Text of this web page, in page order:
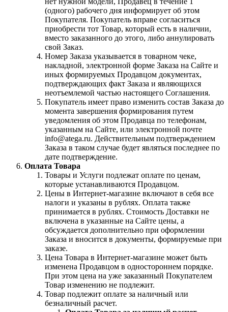
(одного) рабочего дня информирует об этом
Покупателя. Покупатель вправе согласиться
приобрести тот Товар, который есть в наличии,
вместо заказанного до этого, либо аннулировать
свой Заказ.
Номер Заказа указывается в товарном чеке,
накладной, электронной форме Заказа на Сайте и
иных формируемых Продавцом документах,
подтверждающих факт Заказа и являющихся
неотъемлемой частью настоящего Соглашения.
Покупатель имеет право изменить состав Заказа до
момента завершения формирования путем
уведомления об этом Продавца по телефонам,
указанным на Сайте, или электронной почте
info@atega.ru. Действительным подтверждением
Заказа в таком случае будет являться последнее по
дате подтверждение.
Оплата Товара
Товары и Услуги подлежат оплате по ценам,
которые устанавливаются Продавцом.
Цены в Интернет-магазине включают в себя все
налоги и указаны в рублях. Оплата также
принимается в рублях. Стоимость Доставки не
включена в указанные на Сайте цены, а
обсуждается дополнительно при оформлении
Заказа и вносится в документы, формируемые при
заказе.
Цена Товара в Интернет-магазине может быть
изменена Продавцом в одностороннем порядке.
При этом цена на уже заказанный Покупателем
Товар изменению не подлежит.
Товар подлежит оплате за наличный или
безналичный расчет.